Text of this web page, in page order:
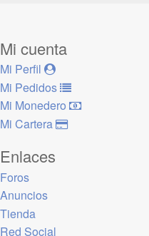
Mi cuenta
Mi Perfil
Mi Pedidos
Mi Monedero
Mi Cartera
Enlaces
Foros
Anuncios
Tienda
Red Social